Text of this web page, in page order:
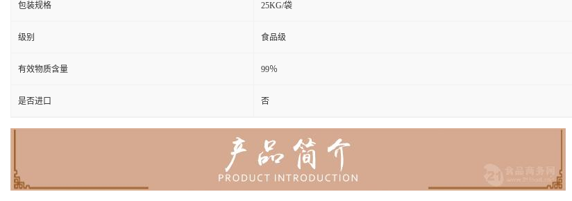
包装规格 25KG/袋
级别 食品级
有效物质含量 99％
是否进口 否